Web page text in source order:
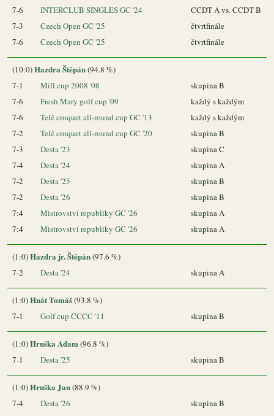
7-6
INTERCLUB SINGLES GC '24
CCDT A vs. CCDT B
7-3
Czech Open GC '25
čtvrtfinále
7-6
Czech Open GC '25 čtvrtfinále
(10:0)Hazdra Štěpán(94.8 %)
7-1
Mill cup 2008 '08
skupina B
7-6
Fresh Mary golf cup '09
každý s každým
7-6
Telč croquet all-round cup GC '13
každý s každým
7-2
Telč croquet all-round cup GC '20
skupina B
7-3
Desta '23
skupina C
7-4
Desta '24
skupina A
7-2
Desta '25
skupina B
7-2
Desta '26
skupina B
7:4
Mistrovství republiky GC '26
skupina A
7:4
Mistrovství republiky GC '26 skupina A
(1:0)Hazdra jr. Štěpán(97.6 %)
7-2
Desta '24 skupina A
(1:0)Hnát Tomáš(93.8 %)
7-1
Golf cup CCCC '11 skupina B
(1:0)Hruška Adam (96.8 %)
7-1
Desta '25 skupina B
(1:0)Hruška Jan(88.9 %)
7-4
Desta '26 skupina B